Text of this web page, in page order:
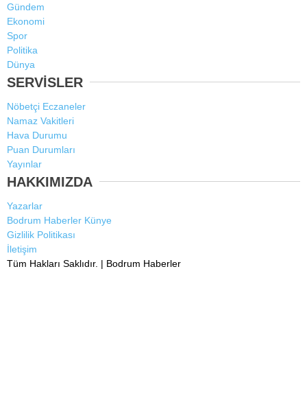
Gündem
Ekonomi
Spor
Politika
Dünya
SERVİSLER
Nöbetçi Eczaneler
Namaz Vakitleri
Hava Durumu
Puan Durumları
Yayınlar
HAKKIMIZDA
Yazarlar
Bodrum Haberler Künye
Gizlilik Politikası
İletişim
Tüm Hakları Saklıdır. | Bodrum Haberler